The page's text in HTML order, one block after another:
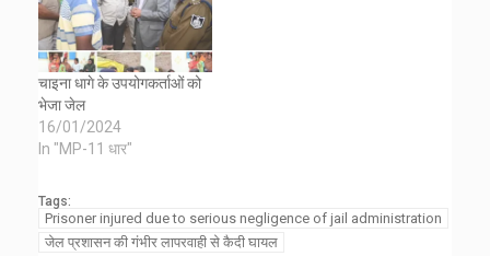
चाइना धागे के उपयोगकर्ताओं को
भेजा जेल
16/01/2024
In "MP-11 धार"
Tags:
Prisoner injured due to serious negligence of jail administration
जेल प्रशासन की गंभीर लापरवाही से कैदी घायल